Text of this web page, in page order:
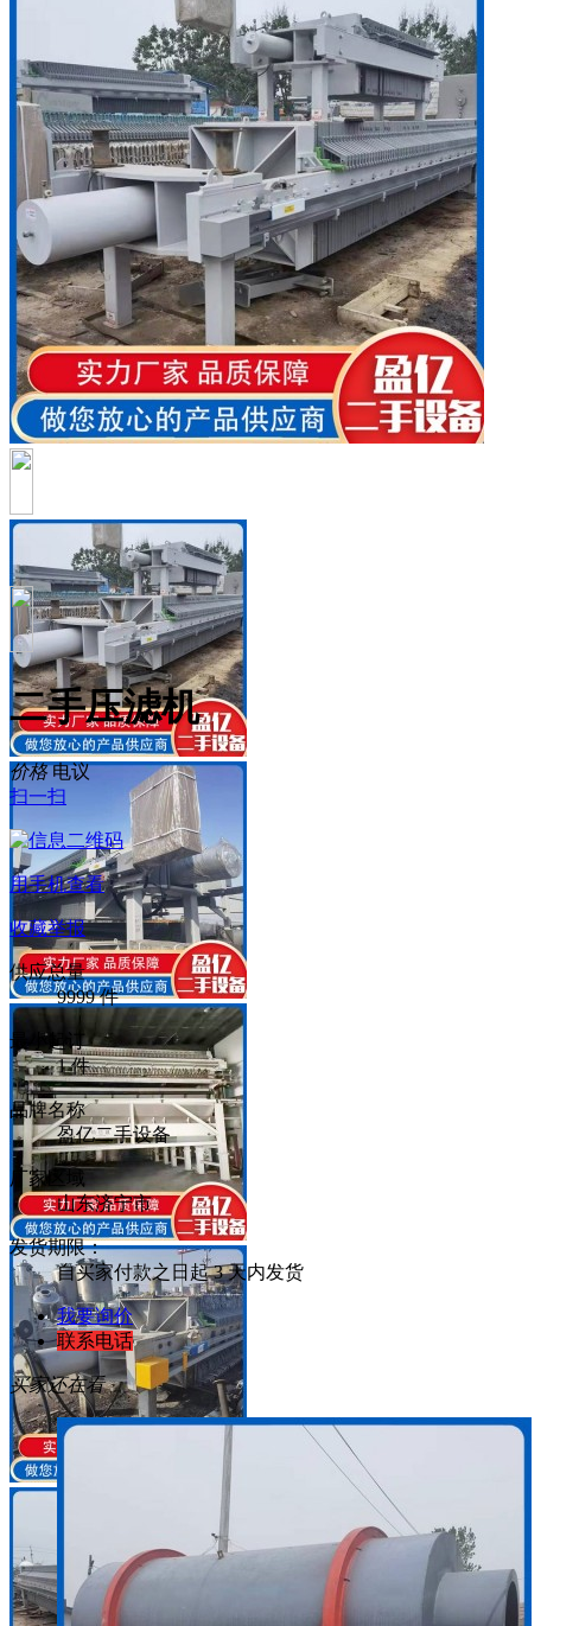
二手压滤机
价格 电议
扫一扫
用手机查看
收藏举报
供应总量
9999 件
最小起订
1 件
品牌名称
盈亿二手设备
厂家区域
山东济宁市
发货期限：
自买家付款之日起3天内发货
我要询价
联系电话
买家还在看